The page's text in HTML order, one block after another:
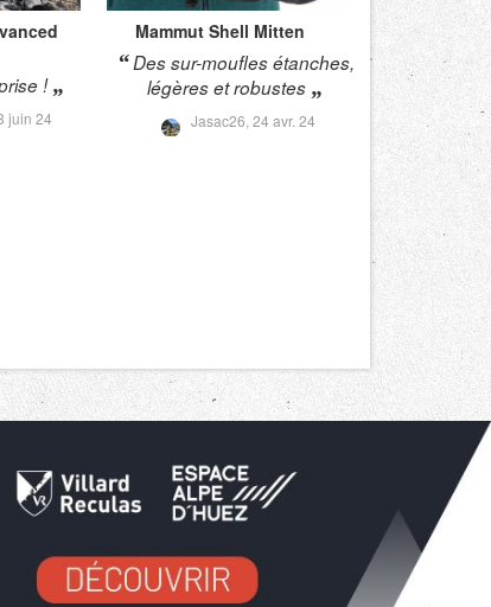
!
juin 24
Mammut Shell Mitten
Des sur-moufles étanches,
légères et robustes
Jasac26, 24 avr. 24